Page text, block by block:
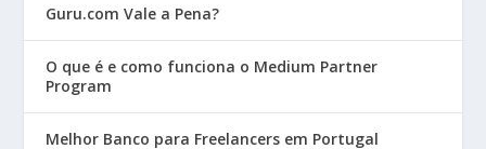
Guru.com Vale a Pena?
O que é e como funciona o Medium Partner
Program
Melhor Banco para Freelancers em Portugal